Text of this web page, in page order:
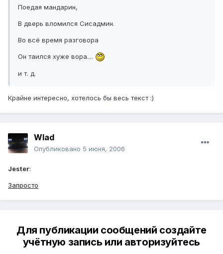
Поедая мандарин,
В дверь вломился Сисадмин.
Во всё время разговора
Он таился хуже вора....
и т. д.
Крайне интересно, хотелось бы весь текст :)
Wlad
Опубликовано 5 июня, 2006
Jester:
Запросто
Для публикации сообщений создайте
учётную запись или авторизуйтесь